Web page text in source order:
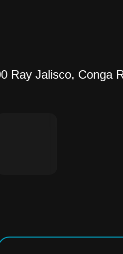
Ray Jalisco, Conga